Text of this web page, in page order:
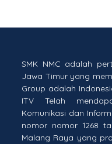
SMK NMC adalah
Jawa Timur yang
Group adalah
ITV Telah
Komunikasi dan
nomor nomor 1268
Malang Raya yang